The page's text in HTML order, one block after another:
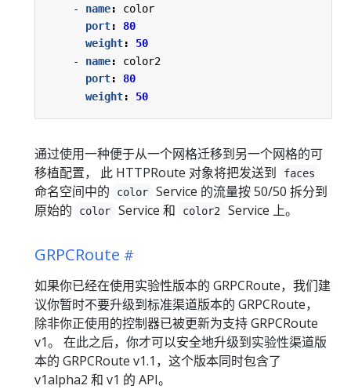
- name:
color
port:
80
weight:
50
- name:
color2
port:
80
weight: 50
通过使用一种便于从一个网格迁移到另一个网格的可
移植配置， 此 HTTPRoute 对象将把发送到
faces
命名空间中的 color
Service 的流量按 50/50 拆分到
原始的
color Service 和 color2 Service 上。
GRPCRoute
如果你已经在使用实验性版本的 GRPCRoute，我们建
议你暂时不要升级到标准渠道版本的 GRPCRoute，
除非你正使用的控制器已被更新为支持 GRPCRoute
v1。 在此之后，你才可以安全地升级到实验性渠道版
本的 GRPCRoute v1.1，这个版本同时包含了
v1alpha2 和 v1 的 API。